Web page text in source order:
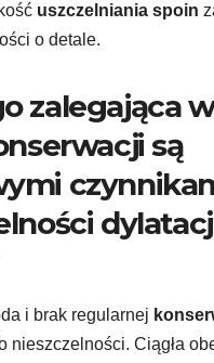
uszczelniania spoin
o detale.
zalegająca
są
i brak regularnej
nieszczelności. Ciągła